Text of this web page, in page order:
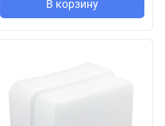
В корзину